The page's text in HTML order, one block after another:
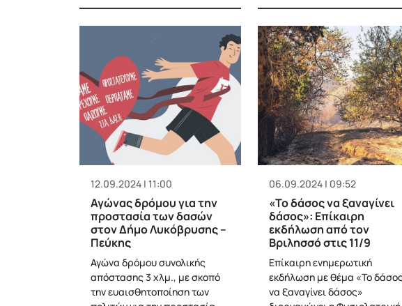
12.09.2024 | 11:00
Αγώνας δρόμου για την
προστασία των δασών
στον Δήμο Λυκόβρυσης –
Πεύκης
Αγώνα δρόμου συνολικής
απόστασης 3 χλμ., με σκοπό
την ευαισθητοποίηση των
06.09.2024 | 09:52
«Το δάσος να ξαναγίνει
δάσος»: Επίκαιρη
εκδήλωση από τον
Βριλησσό στις 11/9
Επίκαιρη ενημερωτική
εκδήλωση με θέμα «Το
να ξαναγίνει δάσος»